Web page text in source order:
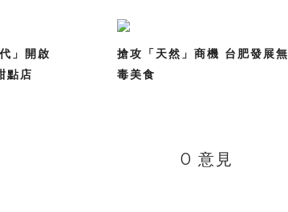
」開啟
點店
搶攻「天然」商機 台肥發展無
毒美食
0 意見